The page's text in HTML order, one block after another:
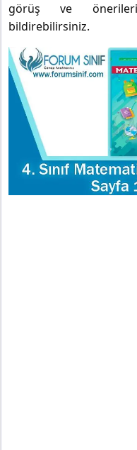
görüş ve
bildirebilirsiniz.